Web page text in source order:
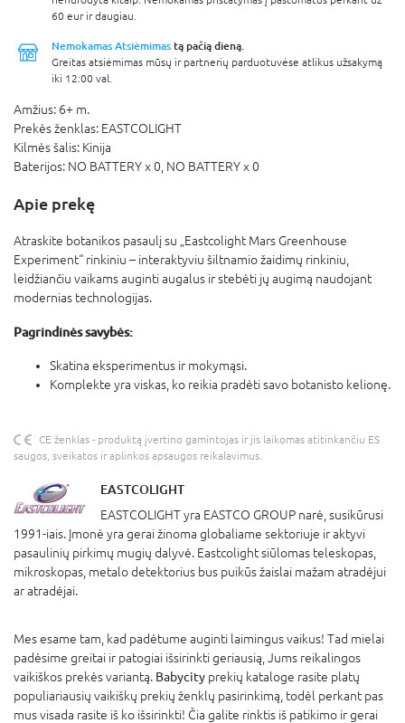
60 eur ir daugiau.
Nemokamas Atsiėmimas tą pačią dieną.
Greitas atsiėmimas mūsų ir partnerių parduotuvėse atlikus užsakymą
iki 12:00 val.
Amžius: 6+ m.
Prekės ženklas: EASTCOLIGHT
Kilmės šalis: Kinija
Baterijos: NO BATTERY x 0, NO BATTERY x 0
Apie prekę
Atraskite botanikos pasaulį su „Eastcolight Mars Greenhouse
Experiment“ rinkiniu – interaktyviu šiltnamio žaidimų rinkiniu,
leidžiančiu vaikams auginti augalus ir stebėti jų augimą naudojant
modernias technologijas.
Pagrindinės savybės:
Skatina eksperimentus ir mokymąsi.
Komplekte yra viskas, ko reikia pradėti savo botanisto kelionę.
CE ženklas - produktą įvertino gamintojas ir jis laikomas atitinkančiu ES
saugos, sveikatos ir aplinkos apsaugos reikalavimus.
EASTCOLIGHT
EASTCOLIGHT yra EASTCO GROUP narė, susikūrusi
1991-iais. Įmonė yra gerai žinoma globaliame sektoriuje ir aktyvi
pasaulinių pirkimų mugių dalyvė. Eastcolight siūlomas teleskopas,
mikroskopas, metalo detektorius bus puikūs žaislai mažam atradėjui
ar atradėjai.
Mes esame tam, kad padėtume auginti laimingus vaikus! Tad mielai
padėsime greitai ir patogiai išsirinkti geriausią, Jums reikalingos
vaikiškos prekės variantą. Babycity prekių kataloge rasite platų
populiariausių vaikiškų prekių ženklų pasirinkimą, todėl perkant pas
mus visada rasite iš ko išsirinkti! Čia galite rinktis iš patikimo ir gerai